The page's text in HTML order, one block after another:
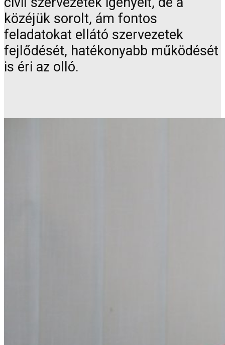
közéjük sorolt, ám fontos
feladatokat ellátó szervezetek
fejlődését, hatékonyabb működését
is éri az olló.